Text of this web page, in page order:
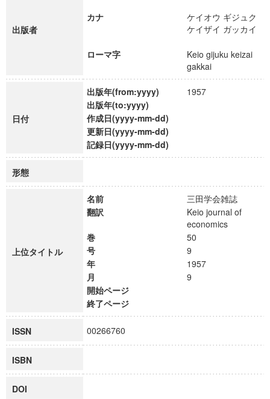
出版者
カナ
ケイオウ ギジュク
ケイザイ ガッカイ
ローマ字
Keio gijuku keizai
gakkai
日付
出版年(from:yyyy)
1957
出版年(to:yyyy)
作成日(yyyy-mm-dd)
更新日(yyyy-mm-dd)
記録日(yyyy-mm-dd)
形態
上位タイトル
名前
三田学会雑誌
翻訳
Keio journal of
economics
巻
50
号
9
年
1957
月
9
開始ページ
終了ページ
ISSN 00266760
ISBN
DOI